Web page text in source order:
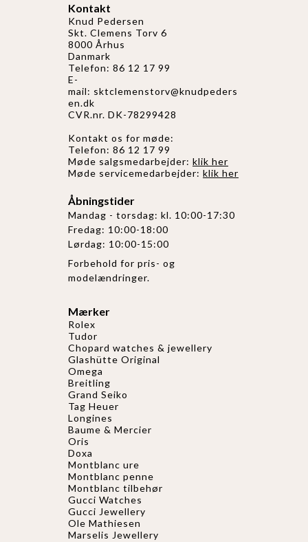
Kontakt
Knud Pedersen
Skt. Clemens Torv 6
8000 Århus
Danmark
Telefon: 86 12 17 99
E-
mail: sktclemenstorv@knudpeders
en.dk
CVR.nr. DK-78299428
Kontakt os for møde:
Telefon: 86 12 17 99
Møde salgsmedarbejder: klik her
Møde servicemedarbejder: klik her
Åbningstider
Mandag - torsdag: kl. 10:00-17:30
Fredag: 10:00-18:00
Lørdag: 10:00-15:00
Forbehold for pris- og
modelændringer.
Mærker
Rolex
Tudor
Chopard watches & jewellery
Glashütte Original
Omega
Breitling
Grand Seiko
Tag Heuer
Longines
Baume & Mercier
Oris
Doxa
Montblanc ure
Montblanc penne
Montblanc tilbehør
Gucci Watches
Gucci Jewellery
Ole Mathiesen
Marselis Jewellery